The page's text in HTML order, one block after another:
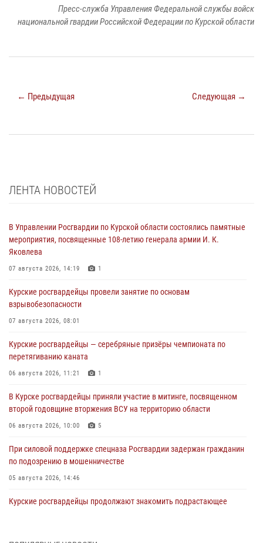
Пресс-служба Управления Федеральной службы войск
национальной гвардии Российской Федерации по Курской области
← Предыдущая Следующая →
ЛЕНТА НОВОСТЕЙ
В Управлении Росгвардии по Курской области состоялись памятные
мероприятия, посвященные 108-летию генерала армии И. К.
Яковлева
07 августа 2026, 14:19 1
Курские росгвардейцы провели занятие по основам
взрывобезопасности
07 августа 2026, 08:01
Курские росгвардейцы — серебряные призёры чемпионата по
перетягиванию каната
06 августа 2026, 11:21 1
В Курске росгвардейцы приняли участие в митинге, посвященном
второй годовщине вторжения ВСУ на территорию области
06 августа 2026, 10:00 5
При силовой поддержке спецназа Росгвардии задержан гражданин
по подозрению в мошенничестве
05 августа 2026, 14:46
Курские росгвардейцы продолжают знакомить подрастающее